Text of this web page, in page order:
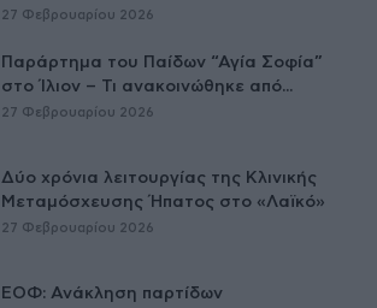
27 Φεβρουαρίου 2026
Παράρτημα του Παίδων “Αγία Σοφία”
στο Ίλιον – Τι ανακοινώθηκε από...
27 Φεβρουαρίου 2026
Δύο χρόνια λειτουργίας της Κλινικής
Μεταμόσχευσης Ήπατος στο «Λαϊκό»
27 Φεβρουαρίου 2026
ΕΟΦ: Ανάκληση παρτίδων